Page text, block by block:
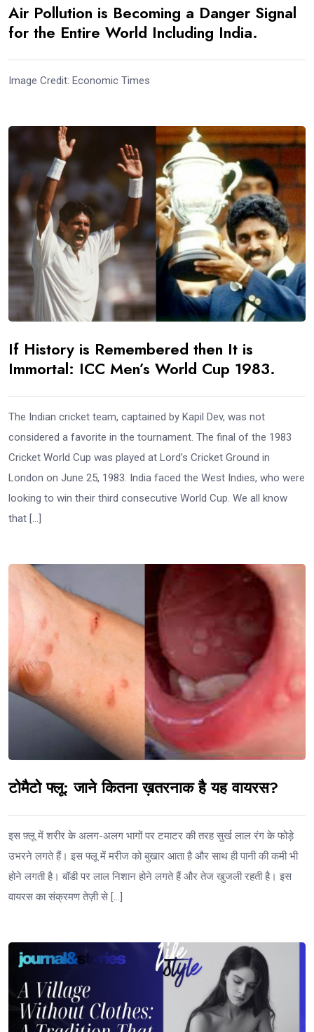
Air Pollution is Becoming a Danger Signal
for the Entire World Including India.
Image Credit: Economic Times
If History is Remembered then It is
Immortal: ICC Men’s World Cup 1983.
The Indian cricket team, captained by Kapil Dev, was not
considered a favorite in the tournament. The final of the 1983
Cricket World Cup was played at Lord’s Cricket Ground in
London on June 25, 1983. India faced the West Indies, who were
looking to win their third consecutive World Cup. We all know
that […]
टोमैटो फ्लू: जाने कितना ख़तरनाक है यह वायरस?
इस फ़्लू में शरीर के अलग-अलग भागों पर टमाटर की तरह सुर्ख लाल रंग के फोड़े
उभरने लगते हैं। इस फ्लू में मरीज को बुखार आता है और साथ ही पानी की कमी भी
होने लगती है। बॉडी पर लाल निशान होने लगते हैं और तेज खुजली रहती है। इस
वायरस का संक्रमण तेज़ी से […]